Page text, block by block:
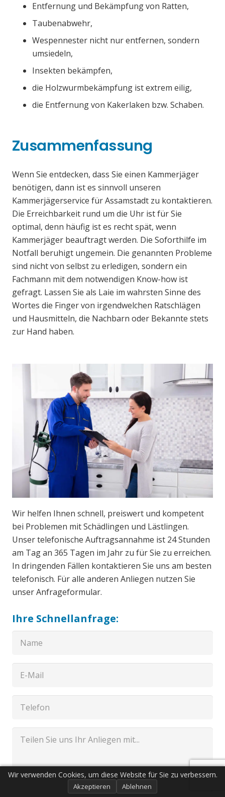
Entfernung und Bekämpfung von Ratten,
Taubenabwehr,
Wespennester nicht nur entfernen, sondern
umsiedeln,
Insekten bekämpfen,
die Holzwurmbekämpfung ist extrem eilig,
die Entfernung von Kakerlaken bzw. Schaben.
Zusammenfassung
Wenn Sie entdecken, dass Sie einen Kammerjäger
benötigen, dann ist es sinnvoll unseren
Kammerjägerservice für Assamstadt zu kontaktieren.
Die Erreichbarkeit rund um die Uhr ist für Sie
optimal, denn häufig ist es recht spät, wenn
Kammerjäger beauftragt werden. Die Soforthilfe im
Notfall beruhigt ungemein. Die genannten Probleme
sind nicht von selbst zu erledigen, sondern ein
Fachmann mit dem notwendigen Know-how ist
gefragt. Lassen Sie als Laie im wahrsten Sinne des
Wortes die Finger von irgendwelchen Ratschlägen
und Hausmitteln, die Nachbarn oder Bekannte stets
zur Hand haben.
Wir helfen Ihnen schnell, preiswert und kompetent
bei Problemen mit Schädlingen und Lästlingen.
Unser telefonische Auftragsannahme ist 24 Stunden
am Tag an 365 Tagen im Jahr zu für Sie zu erreichen.
In dringenden Fällen kontaktieren Sie uns am besten
telefonisch. Für alle anderen Anliegen nutzen Sie
unser Anfrageformular.
Ihre Schnellanfrage:
Wir verwenden Cookies, um diese Website für Sie zu verbessern.
Akzeptieren Ablehnen